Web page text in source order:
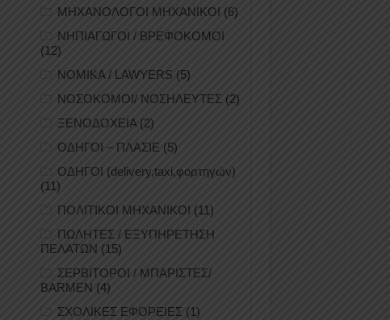
ΜΗΧΑΝΟΛΟΓΟΙ ΜΗΧΑΝΙΚΟΙ (6)
ΝΗΠΙΑΓΩΓΟΙ / ΒΡΕΦΟΚΟΜΟΙ
(12)
ΝΟΜΙΚΑ / LAWYERS (5)
ΝΟΣΟΚΟΜΟΙ/ ΝΟΣΗΛΕΥΤΕΣ (2)
ΞΕΝΟΔΟΧΕΙΑ(2)
ΟΔΗΓΟΙ – ΠΛΑΣΙΕ (5)
ΟΔΗΓΟΙ (delivery,taxi,φορτηγών)
(11)
ΠΟΛΙΤΙΚΟΙ ΜΗΧΑΝΙΚΟΙ (11)
ΠΩΛΗΤΕΣ / ΕΞΥΠΗΡΕΤΗΣΗ
ΠΕΛΑΤΩΝ (15)
ΣΕΡΒΙΤΟΡΟΙ / ΜΠΑΡΙΣΤΕΣ/
BARMEN (4)
ΣΧΟΛΙΚΕΣ ΕΦΟΡΕΙΕΣ (1)